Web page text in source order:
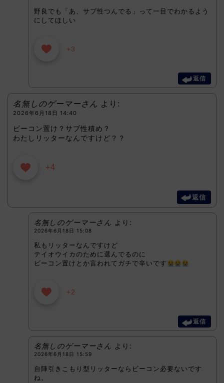
野良でも「あ、サブ性つんでる」って一目でわかるよう
にしてほしい
+3
返信
名無しのゲーマーさん より:
2026年6月18日 14:40
ビーコン置け？サブ性積め？
わたしリッターなんですけど？？
+4
返信
名無しのゲーマーさん より:
2026年6月18日 15:08
私もリッターなんですけど
テイオウイカのために選んでるのに
ビーコン置けとか言われてガチで辛いです
+2
返信
名無しのゲーマーさん より:
2026年6月18日 15:59
自陣引きこもり型リッターならビーコン必要ないです
ね。